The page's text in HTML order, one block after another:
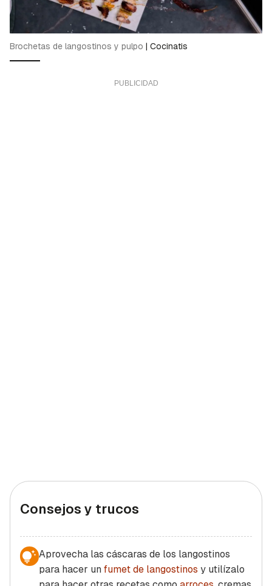
Brochetas de langostinos y pulpo | Cocinatis
Consejos y trucos
Aprovecha las cáscaras de los langostinos
para hacer un fumet de langostinos y utilízalo